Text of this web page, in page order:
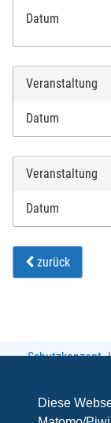
Diese
Datum
Veranstaltung
Datum
Veranstaltung
Datum
zurück
Schutzkonzept